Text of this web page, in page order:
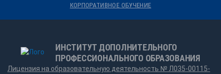
КОРПОРАТИВНОЕ ОБУЧЕНИЕ
ИНСТИТУТ ДОПОЛНИТЕЛЬНОГО
ПРОФЕССИОНАЛЬНОГО ОБРАЗОВАНИЯ
Лицензия на образовательную деятельность № Л035-00115-